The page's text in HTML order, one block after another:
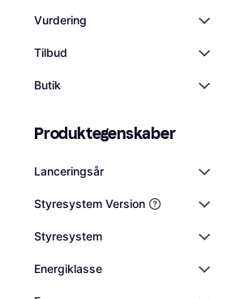
Vurdering
Tilbud
Butik
Produktegenskaber
Lanceringsår
Styresystem Version
Styresystem
Energiklasse